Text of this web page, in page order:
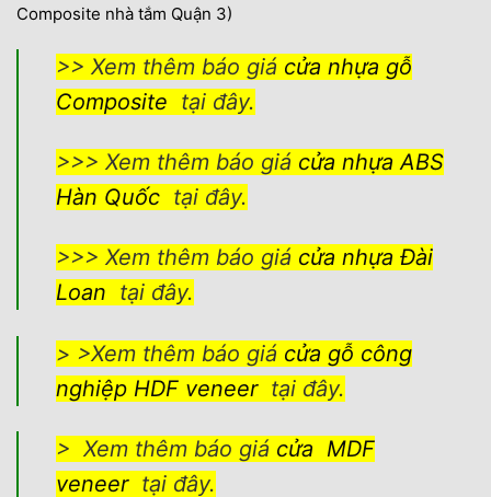
Composite nhà tắm Quận 3)
>> Xem thêm báo giá cửa nhựa gỗ
Composite tại đây.
>>> Xem thêm báo giá cửa nhựa ABS
Hàn Quốctại đây.
>>> Xem thêm báo giá cửa nhựa Đài
Loan tại đây.
> >Xem thêm báo giá cửa gỗ công
nghiệp HDF veneertại đây.
> Xem thêm báo giá cửa MDF
veneertại đây.